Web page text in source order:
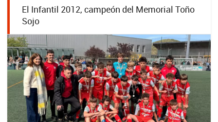
El Infantil 2012, campeón del Memorial Toño
Sojo